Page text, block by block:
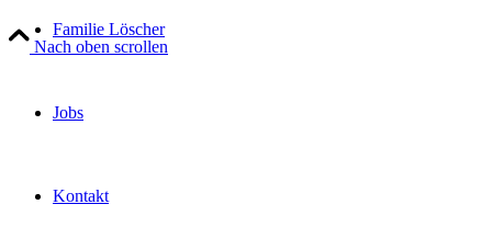
Familie Löscher
Jobs
Kontakt
Nach oben scrollen